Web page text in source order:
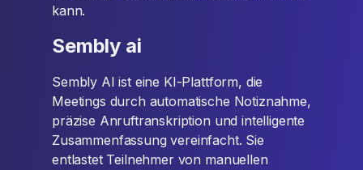
kann.
Sembly ai
Sembly AI ist eine KI-Plattform, die
Meetings durch automatische Notiznahme,
präzise Anruftranskription und intelligente
Zusammenfassung vereinfacht. Sie
entlastet Teilnehmer von manuellen